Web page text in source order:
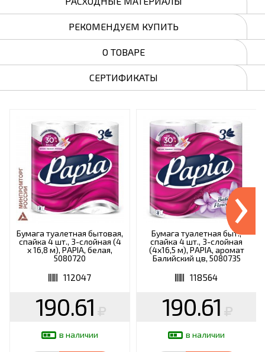
РЕКОМЕНДУЕМ КУПИТЬ
О ТОВАРЕ
СЕРТИФИКАТЫ
Бумага туалетная бытовая,
спайка 4 шт., 3-слойная (4
х 16,8 м), PAPIA, белая,
5080720
112047
190.61
в наличии
Бумага туалетная быт.,
спайка 4 шт., 3-слойная
(4х16,5 м), PAPIA, аромат
Балийский цв, 5080735
118564
190.61
в наличии
›